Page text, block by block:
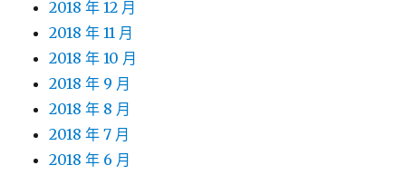
2018 年 12 月
2018 年 11 月
2018 年 10 月
2018 年 9 月
2018 年 8 月
2018 年 7 月
2018 年 6 月